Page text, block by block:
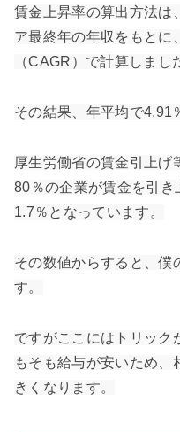
賃金上昇率の算出方法は
ア最終年の年収をもとに
（CAGR）で計算しまし
その結果、年平均で4.91
厚生労働省の賃金引上げ
80％の企業が賃金を引き
1.7％となっています。
その数値からすると、僕
す。
ですがここにはトリック
もそも給与が安いため、
きくなります。